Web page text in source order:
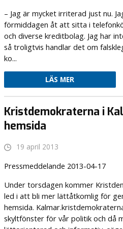
– Jag är mycket irriterad just nu.
förmiddagen åt att sitta i
och diverse kreditbolag. Jag har
så troligtvis handlar det om
ko...
LÄS MER
Kristdemokraterna i
hemsida
19 april 2013
Pressmeddelande 2013-04-17
Under torsdagen kommer
led i att bli mer lättåtkomlig för
hemsida.
skyltfönster för vår politik och då